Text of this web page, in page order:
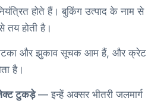
होते हैं। बुकिंग उत्पाद के नाम से
तय होती है।
और झुकाव सूचक आम हैं, और क्रेट
है।
टुकड़े— इन्हें अक्सर भीतरी जलमार्ग